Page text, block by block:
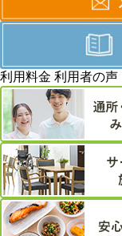
利用料金 利用者の声